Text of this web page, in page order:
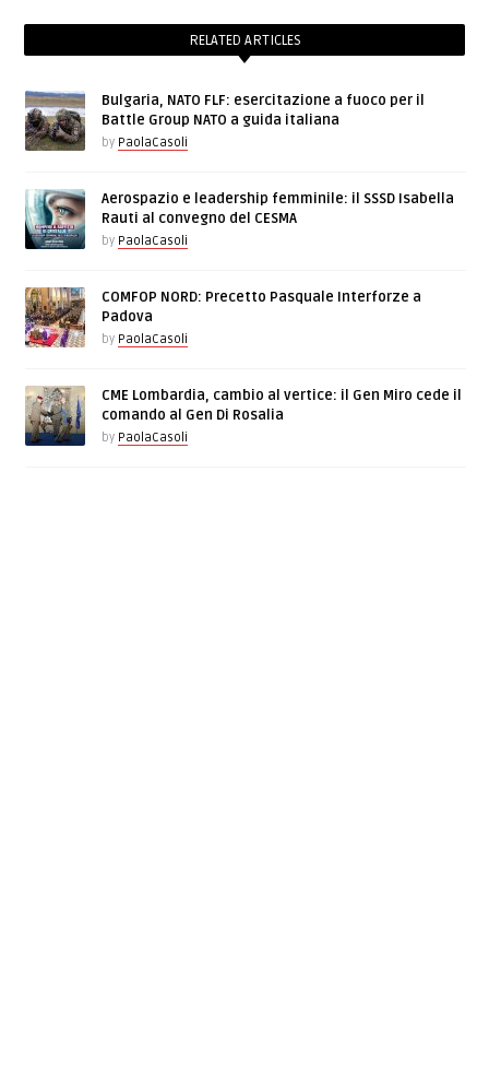
RELATED ARTICLES
Bulgaria, NATO FLF: esercitazione a fuoco per il
Battle Group NATO a guida italiana
by PaolaCasoli
Aerospazio e leadership femminile: il SSSD Isabella
Rauti al convegno del CESMA
by PaolaCasoli
COMFOP NORD: Precetto Pasquale Interforze a
Padova
by PaolaCasoli
CME Lombardia, cambio al vertice: il Gen Miro cede il
comando al Gen Di Rosalia
by PaolaCasoli